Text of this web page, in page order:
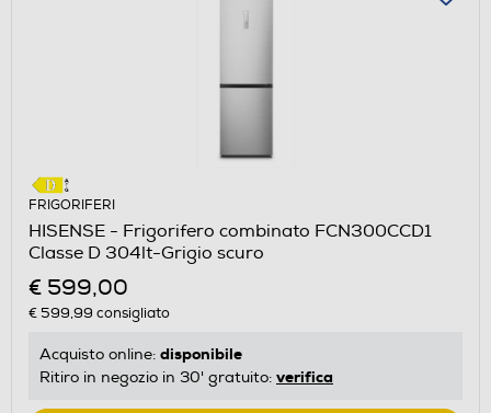
FRIGORIFERI
HISENSE - Frigorifero combinato FCN300CCD1
Classe D 304lt-Grigio scuro
€ 599,00
€ 599,99 consigliato
Acquisto online: disponibile
Ritiro in negozio in 30' gratuito: verifica